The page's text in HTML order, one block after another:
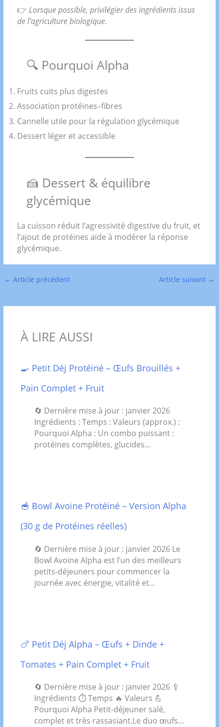
👉Lorsque possible, privilégier des ingrédients issus
de l’agriculture biologique.
🔍 Pourquoi Alpha
Fruits cuits plus digestes
Association protéines–fibres
Cannelle utile pour la régulation glycémique
Dessert léger et accessible
🍰 Dessert & équilibre
glycémique
La cuisson réduit l’agressivité digestive du fruit, et
l’ajout de protéines aide à modérer la réponse
glycémique.
← Article précédent Article suivant →
À LIRE AUSSI
🍳 Petit Déj Protéiné – Œufs Brouillés +
Pain Complet + Fruit
🔄 Dernière mise à jour : janvier 2026
Ingrédients : Temps : Valeurs (approx.) :
Pourquoi Alpha : Un combo puissant :
protéines complètes, glucides…
🥣 Bowl Avoine Protéiné – Version Alpha
(30 g de Protéines réelles)
🔄 Dernière mise à jour : janvier 2026 Le
Bowl Avoine Alpha est l’un des meilleurs
petits-déjeuners pour commencer la
journée avec énergie, vitalité et…
🍗 Petit Déj Alpha – Œufs + Dinde +
Tomates + Pain Complet + Fruit
🔄 Dernière mise à jour : janvier 2026 🥄
Ingrédients ⏱️ Temps 🔥 Valeurs 💪
Pourquoi Alpha Petit-déjeuner salé,
complet et très rassasiant.Le duo œufs…